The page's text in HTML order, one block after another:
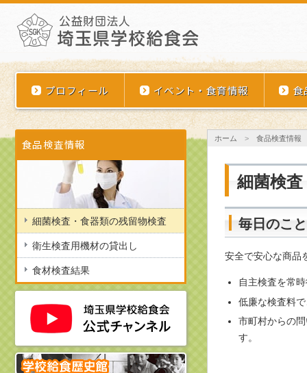
プロフィール イベント・食育情報 食
ホーム > 食品検査情報
細菌検
毎日のこ
安全で安心な商品
自主検査を常
低廉な検査料
市町村からの
す。
食品検査情報
細菌検査・食器類の残留物検査
衛生検査用機材の貸出し
食材検査結果